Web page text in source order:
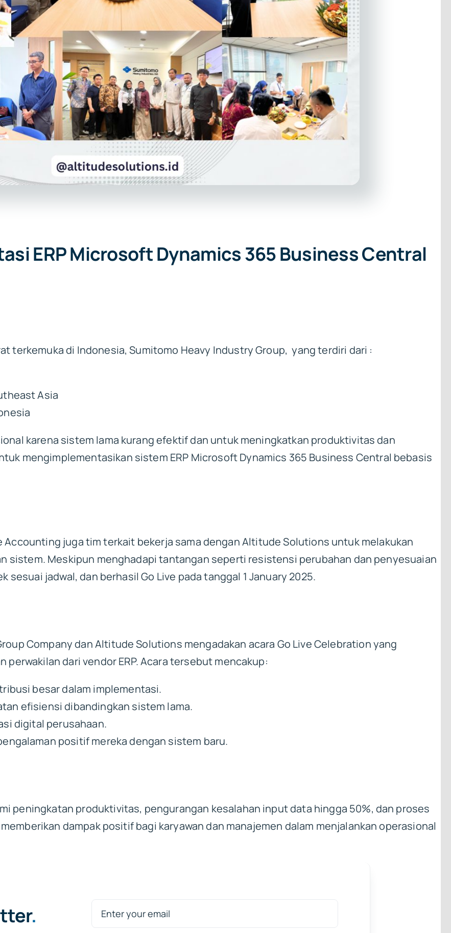
ERP Microsoft Dynamics 365 Business Central
terkemuka di Indonesia, Sumitomo Heavy Industry Group, yang terdiri dari :
Asia
karena sistem lama kurang efektif dan untuk meningkatkan produktivitas dan
mengimplementasikan sistem ERP Microsoft Dynamics 365 Business Central bebasis
Accounting juga tim terkait bekerja sama dengan Altitude Solutions untuk melakukan
sistem. Meskipun menghadapi tantangan seperti resistensi perubahan dan penyesuaian
jadwal, dan berhasil Go Live pada tanggal 1 January 2025.
Company dan Altitude Solutions mengadakan acara Go Live Celebration yang
dari vendor ERP. Acara tersebut mencakup:
besar dalam implementasi.
efisiensi dibandingkan sistem lama.
digital perusahaan.
positif mereka dengan sistem baru.
peningkatan produktivitas, pengurangan kesalahan input data hingga 50%, dan proses
dampak positif bagi karyawan dan manajemen dalam menjalankan operasional
.